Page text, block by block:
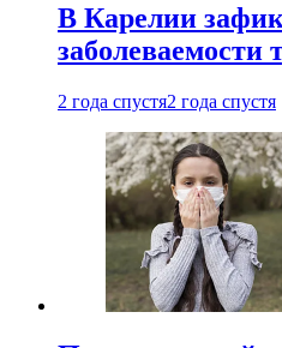
В Карелии
заболеваемости
2 года спустя2 года спустя